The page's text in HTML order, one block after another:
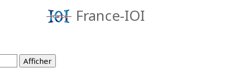
France-IOI